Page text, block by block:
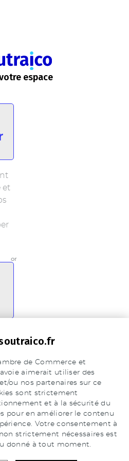
espace
et
or
un
déjà un compte ?
Log in
de Commerce et
aimerait utiliser des
ou nos partenaires sur ce
sont strictement
et à la sécurité du
pour en améliorer le contenu
Votre consentement à
strictement nécessaires est
donné à tout moment.